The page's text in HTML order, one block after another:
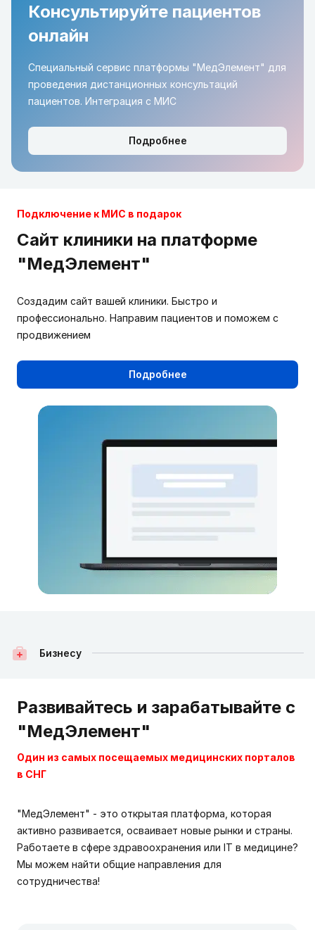
Консультируйте пациентов
онлайн
Специальный сервис платформы "МедЭлемент" для
проведения дистанционных консультаций
пациентов. Интеграция с МИС
Подробнее
Подключение к МИС в подарок
Сайт клиники на платформе
"МедЭлемент"
Создадим сайт вашей клиники. Быстро и
профессионально. Направим пациентов и поможем с
продвижением
Подробнее
Бизнесу
Развивайтесь и зарабатывайте с
"МедЭлемент"
Один из самых посещаемых медицинских порталов
в СНГ
"МедЭлемент" - это открытая платформа, которая
активно развивается, осваивает новые рынки и страны.
Работаете в сфере здравоохранения или IT в медицине?
Мы можем найти общие направления для
сотрудничества!